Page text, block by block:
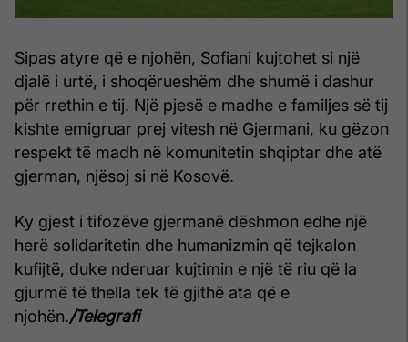
Sipas atyre që e njohën, Sofiani kujtohet si një
djalë i urtë, i shoqërueshëm dhe shumë i dashur
për rrethin e tij. Një pjesë e madhe e familjes së tij
kishte emigruar prej vitesh në Gjermani, ku gëzon
respekt të madh në komunitetin shqiptar dhe atë
gjerman, njësoj si në Kosovë.
Ky gjest i tifozëve gjermanë dëshmon edhe një
herë solidaritetin dhe humanizmin që tejkalon
kufijtë, duke nderuar kujtimin e një të riu që la
gjurmë të thella tek të gjithë ata që e
njohën./Telegrafi